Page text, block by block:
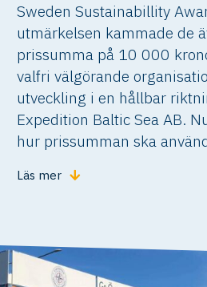
Sweden Sustainabillity
utmärkelsen kammade de
prissumma på 10 000
valfri välgörande
utveckling i en hållbar
Expedition Baltic Sea AB.
hur prissumman ska
Läs mer